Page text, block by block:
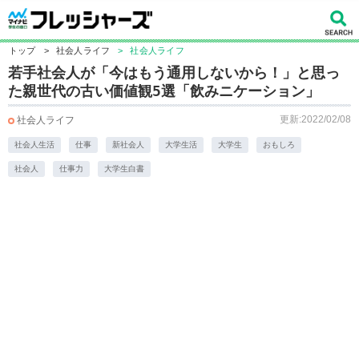
トップ > 社会人ライフ > 社会人ライフ
若手社会人が「今はもう通用しないから！」と思っ
た親世代の古い価値観5選「飲みニケーション」
社会人ライフ 更新:2022/02/08
社会人生活 仕事 新社会人 大学生活 大学生 おもしろ
社会人 仕事力 大学生白書